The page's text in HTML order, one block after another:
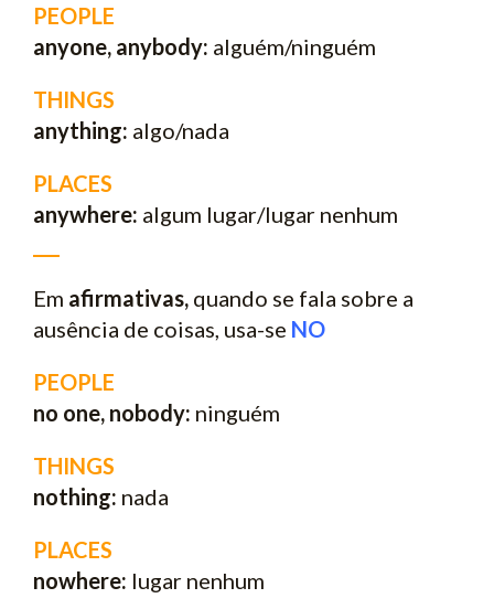
PEOPLE
anyone, anybody: alguém/ninguém
THINGS
anything: algo/nada
PLACES
anywhere: algum lugar/lugar nenhum
Em afirmativas, quando se fala sobre a
ausência de coisas, usa-se NO
PEOPLE
no one, nobody: ninguém
THINGS
nothing: nada
PLACES
nowhere: lugar nenhum